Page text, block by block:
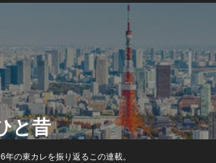
と昔
の東カレを振り返るこの連載。